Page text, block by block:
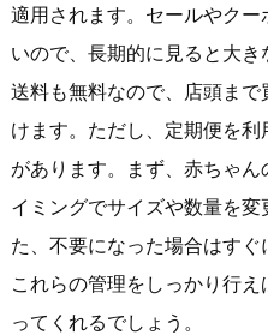
適用されます。セールやク
いので、長期的に見ると大
送料も無料なので、店頭ま
けます。ただし、定期便を
があります。まず、赤ちゃ
イミングでサイズや数量を
た、不要になった場合はすぐ
これらの管理をしっかり行
ってくれるでしょう。